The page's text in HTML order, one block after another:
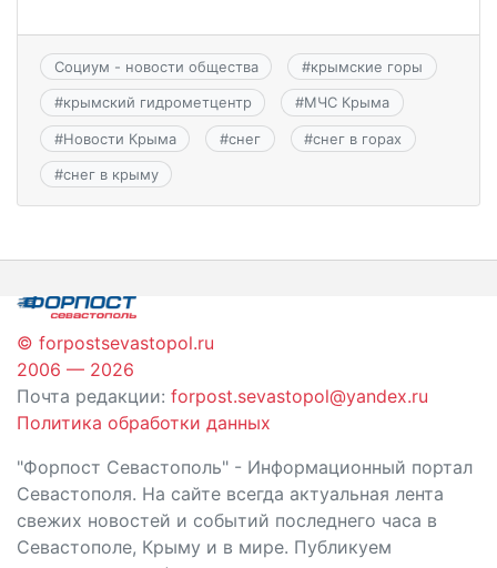
Социум - новости общества #крымские горы
#крымский гидрометцентр #МЧС Крыма
#Новости Крыма #снег #снег в горах
#снег в крыму
© forpostsevastopol.ru
2006 — 2026
Почта редакции: forpost.sevastopol@yandex.ru
Политика обработки данных
"Форпост Севастополь" - Информационный портал
Севастополя. На сайте всегда актуальная лента
свежих новостей и событий последнего часа в
Севастополе, Крыму и в мире. Публикуем